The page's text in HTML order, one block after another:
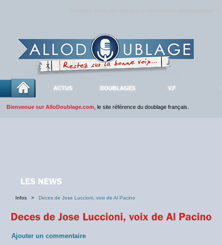
ACTUS DOUBLAGES V.F
Bienvenue sur AlloDoublage.com , le site référence du doublage français.
Infos > Deces de Jose Luccioni, voix de Al Pacino
Ajouter un commentaire